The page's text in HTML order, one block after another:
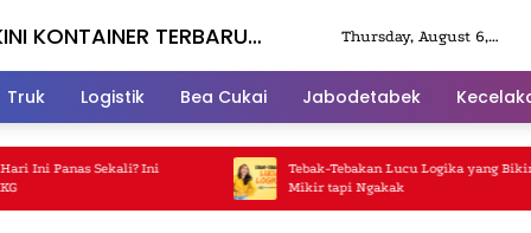
KONTAINER TERBARU
Thursday, August 6,
Truk Logistik Bea Cukai Jabodetabek
Panas Sekali? Ini
Tebak-Tebakan Lucu Logika yang Bikin
Mikir tapi Ngakak